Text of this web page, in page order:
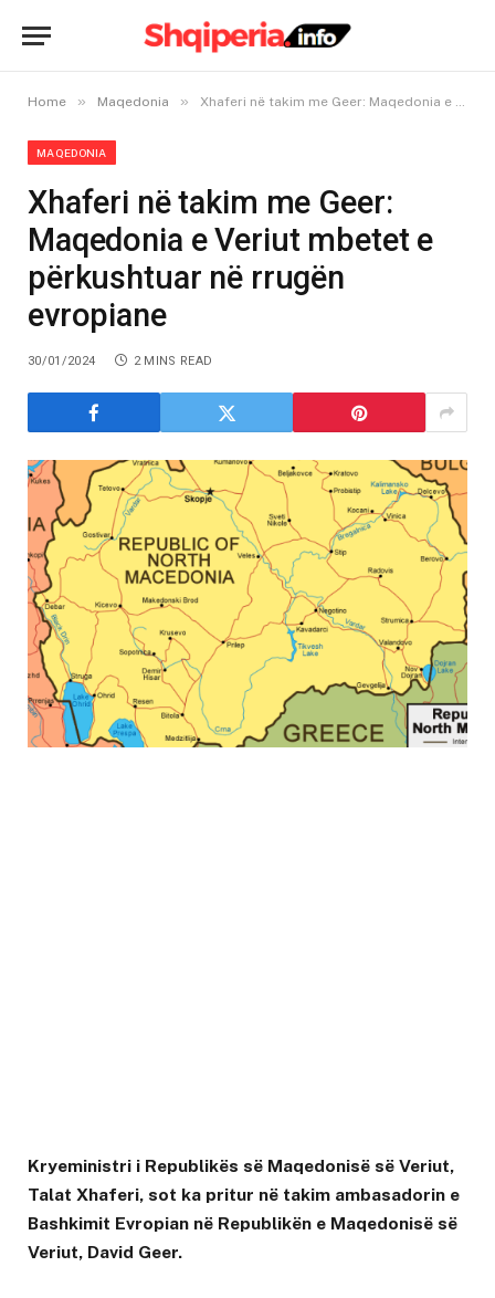
Home » Maqedonia » Xhaferi në takim me Geer: Maqedonia e Veriut mbetet e përkushtuar në rrugën evropiane
MAQEDONIA
Xhaferi në takim me Geer:
Maqedonia e Veriut mbetet e
përkushtuar në rrugën
evropiane
30/01/2024 2 MINS READ
Kryeministri i Republikës së Maqedonisë së Veriut,
Talat Xhaferi, sot ka pritur në takim ambasadorin e
Bashkimit Evropian në Republikën e Maqedonisë së
Veriut, David Geer.